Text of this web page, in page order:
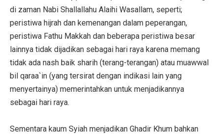
di zaman Nabi Shallallahu Alaihi Wasallam, seperti;
peristiwa hijrah dan kemenangan dalam peperangan,
peristiwa Fathu Makkah dan beberapa peristiwa besar
lainnya tidak dijadikan sebagai hari raya karena memang
tidak ada nash baik sharih (terang-terangan) atau muawwal
bil qaraa`in (yang tersirat dengan indikasi lain yang
menyertainya) memerintahkan untuk menjadikannya
sebagai hari raya.
Sementara kaum Syiah menjadikan Ghadir Khum bahkan